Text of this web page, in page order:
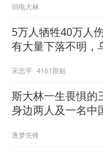
弱电大林
5万人牺牲40万人
有大量下落不明，
宋忠平 4161跟贴
斯大林一生畏惧的
身边两人及一名中
逐梦先锋